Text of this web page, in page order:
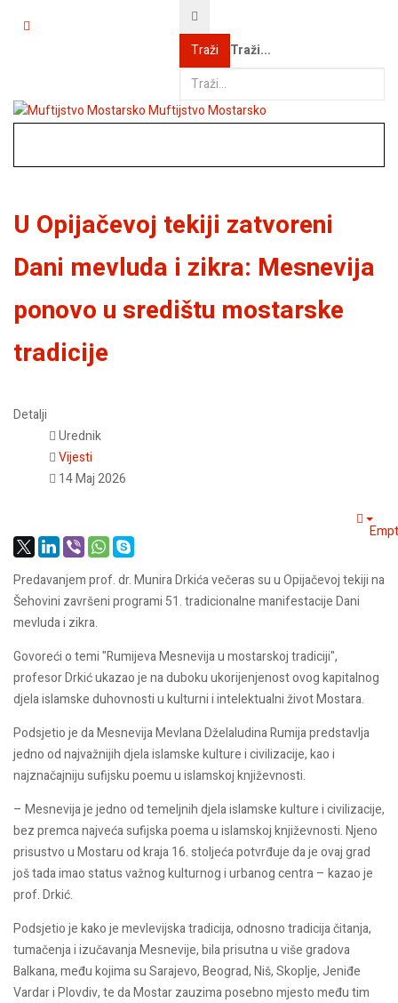
Traži Traži...
Muftijstvo Mostarsko
U Opijačevoj tekiji zatvoreni
Dani mevluda i zikra: Mesnevija
ponovo u središtu mostarske
tradicije
Detalji
Urednik
Vijesti
14 Maj 2026
Predavanjem prof. dr. Munira Drkića večeras su u Opijačevoj tekiji na
Šehovini završeni programi 51. tradicionalne manifestacije Dani
mevluda i zikra.
Govoreći o temi "Rumijeva Mesnevija u mostarskoj tradiciji",
profesor Drkić ukazao je na duboku ukorijenjenost ovog kapitalnog
djela islamske duhovnosti u kulturni i intelektualni život Mostara.
Podsjetio je da Mesnevija Mevlana Dželaludina Rumija predstavlja
jedno od najvažnijih djela islamske kulture i civilizacije, kao i
najznačajniju sufijsku poemu u islamskoj književnosti.
– Mesnevija je jedno od temeljnih djela islamske kulture i civilizacije,
bez premca najveća sufijska poema u islamskoj književnosti. Njeno
prisustvo u Mostaru od kraja 16. stoljeća potvrđuje da je ovaj grad
još tada imao status važnog kulturnog i urbanog centra – kazao je
prof. Drkić.
Podsjetio je kako je mevlevijska tradicija, odnosno tradicija čitanja,
tumačenja i izučavanja Mesnevije, bila prisutna u više gradova
Balkana, među kojima su Sarajevo, Beograd, Niš, Skoplje, Jeniđe
Vardar i Plovdiv, te da Mostar zauzima posebno mjesto među tim